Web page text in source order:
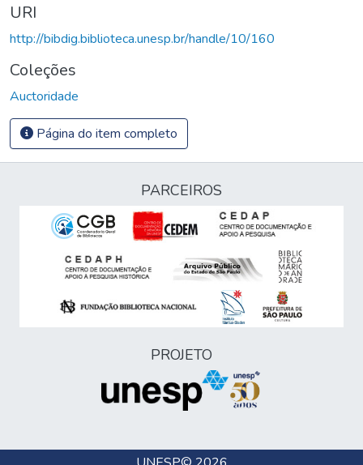
URI
http://bibdig.biblioteca.unesp.br/handle/10/160
Coleções
Auctoridade
Página do item completo
PARCEIROS
PROJETO